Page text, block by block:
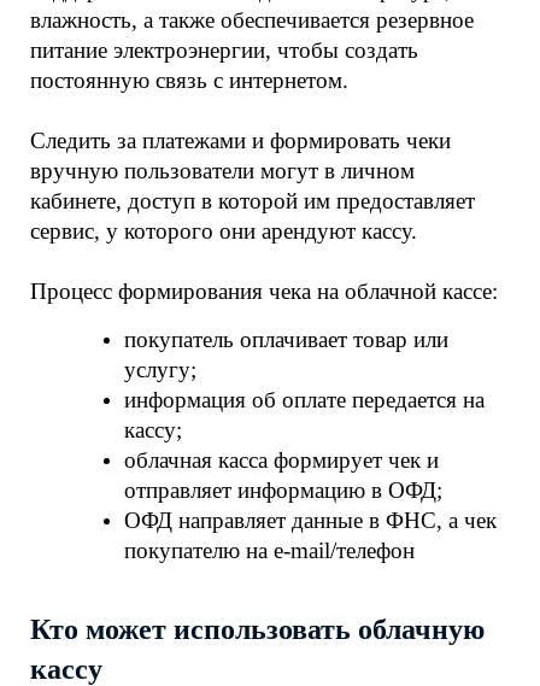
влажность, а также обеспечивается резервное
питание электроэнергии, чтобы создать
постоянную связь с интернетом.
Следить за платежами и формировать чеки
вручную пользователи могут в личном
кабинете, доступ в которой им предоставляет
сервис, у которого они арендуют кассу.
Процесс формирования чека на облачной кассе:
покупатель оплачивает товар или
услугу;
информация об оплате передается на
кассу;
облачная касса формирует чек и
отправляет информацию в ОФД;
ОФД направляет данные в ФНС, а чек
покупателю на e-mail/телефон
Кто может использовать облачную
кассу